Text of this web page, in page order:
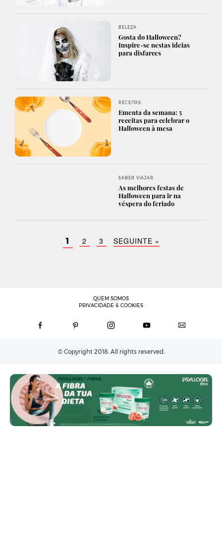
BELEZA
Gosta do Halloween?
Inspire-se nestas ideias
para disfarces
RECEITAS
Ementa da semana: 5
receitas para celebrar o
Halloween à mesa
SABER VIAJAR
As melhores festas de
Halloween para ir na
véspera do feriado
1 2 3 SEGUINTE »
QUEM SOMOS
PRIVACIDADE & COOKIES
© Copyright 2018. All rights reserved.